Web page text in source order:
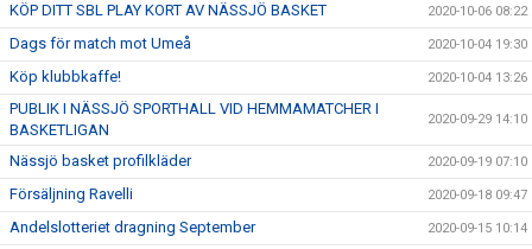
KÖP DITT SBL PLAY KORT AV NÄSSJÖ BASKET 2020-10-06 08:22
Dags för match mot Umeå 2020-10-04 19:30
Köp klubbkaffe! 2020-10-04 13:26
PUBLIK I NÄSSJÖ SPORTHALL VID HEMMAMATCHER I
BASKETLIGAN
2020-09-29 14:10
Nässjö basket profilkläder 2020-09-19 07:10
Försäljning Ravelli 2020-09-18 09:47
Andelslotteriet dragning September 2020-09-15 10:14